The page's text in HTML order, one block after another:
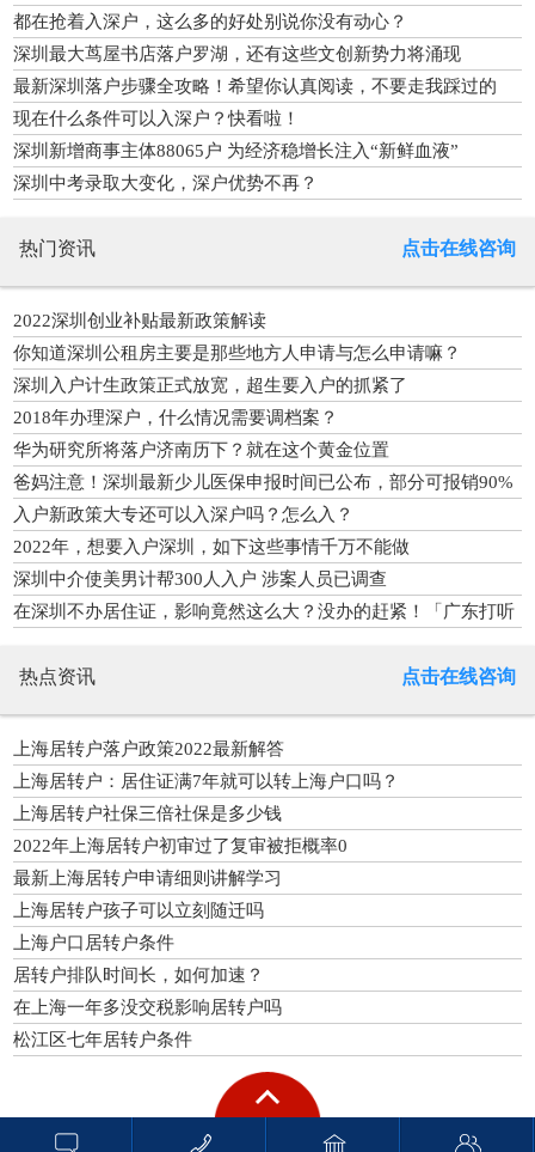
都在抢着入深户，这么多的好处别说你没有动心？
深圳最大茑屋书店落户罗湖，还有这些文创新势力将涌现
最新深圳落户步骤全攻略！希望你认真阅读，不要走我踩过的
坑！
现在什么条件可以入深户？快看啦！
深圳新增商事主体88065户 为经济稳增长注入“新鲜血液”
深圳中考录取大变化，深户优势不再？
热门资讯 点击在线咨询
2022深圳创业补贴最新政策解读
你知道深圳公租房主要是那些地方人申请与怎么申请嘛？
深圳入户计生政策正式放宽，超生要入户的抓紧了
2018年办理深户，什么情况需要调档案？
华为研究所将落户济南历下？就在这个黄金位置
爸妈注意！深圳最新少儿医保申报时间已公布，部分可报销90%
入户新政策大专还可以入深户吗？怎么入？
2022年，想要入户深圳，如下这些事情千万不能做
深圳中介使美男计帮300人入户 涉案人员已调查
在深圳不办居住证，影响竟然这么大？没办的赶紧！「广东打听
热点资讯 点击在线咨询
上海居转户落户政策2022最新解答
上海居转户：居住证满7年就可以转上海户口吗？
上海居转户社保三倍社保是多少钱
2022年上海居转户初审过了复审被拒概率0
最新上海居转户申请细则讲解学习
上海居转户孩子可以立刻随迁吗
上海户口居转户条件
居转户排队时间长，如何加速？
在上海一年多没交税影响居转户吗
松江区七年居转户条件